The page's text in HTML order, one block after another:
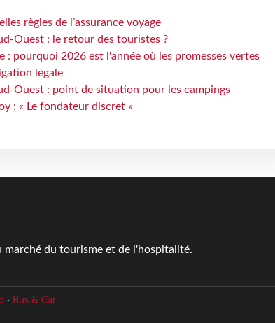
règles de l’assurance voyage
Ouest : le retour des touristes ?
: pourquoi 2026 est l'année où les promesses vertes
légale
Ouest : point de situation pour les campings
: « Le fondateur discret »
marché du tourisme et de l'hospitalité.
· Bus & Car